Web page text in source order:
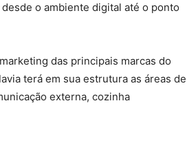
o ambiente digital até o ponto
das principais marcas do
terá em sua estrutura as áreas de
externa, cozinha